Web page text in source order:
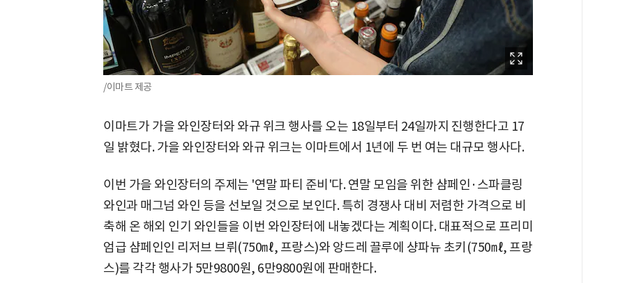
/이마트 제공
이마트가 가을 와인장터와 와규 위크 행사를 오는 18일부터 24일까지 진행한다고 17
일 밝혔다. 가을 와인장터와 와규 위크는 이마트에서 1년에 두 번 여는 대규모 행사다.
이번 가을 와인장터의 주제는 '연말 파티 준비'다. 연말 모임을 위한 샴페인·스파클링
와인과 매그넘 와인 등을 선보일 것으로 보인다. 특히 경쟁사 대비 저렴한 가격으로 비
축해 온 해외 인기 와인들을 이번 와인장터에 내놓겠다는 계획이다. 대표적으로 프리미
엄급 샴페인인 리저브 브뤼(750㎖, 프랑스)와 앙드레 끌루에 샹파뉴 초키(750㎖, 프랑
스)를 각각 행사가 5만9800원, 6만9800원에 판매한다.